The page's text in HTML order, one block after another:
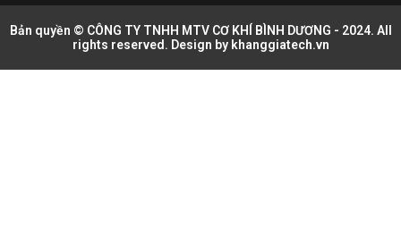
Bản quyền © CÔNG TY TNHH MTV CƠ KHÍ BÌNH DƯƠNG - 2024. All
rights reserved. Design by khanggiatech.vn